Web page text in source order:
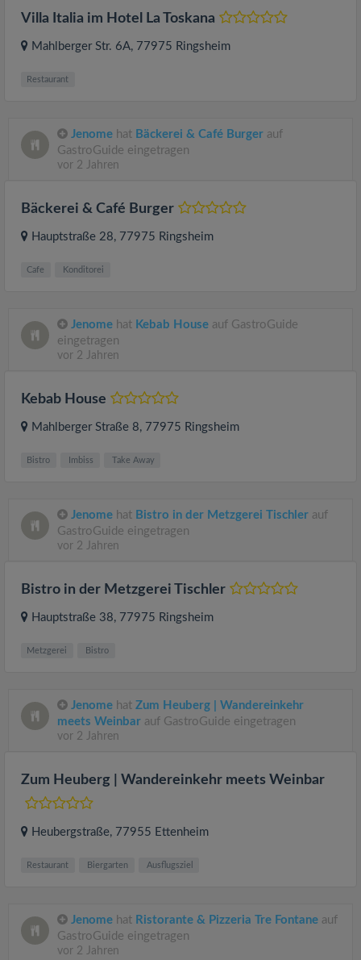
Villa Italia im Hotel La Toskana
Mahlberger Str. 6A, 77975 Ringsheim
Restaurant
Jenome hat Bäckerei & Café Burger auf
GastroGuide eingetragen
vor 2 Jahren
Bäckerei & Café Burger
Hauptstraße 28, 77975 Ringsheim
Cafe Konditorei
Jenome hat Kebab House auf GastroGuide
eingetragen
vor 2 Jahren
Kebab House
Mahlberger Straße 8, 77975 Ringsheim
Bistro Imbiss Take Away
Jenome hat Bistro in der Metzgerei Tischler auf
GastroGuide eingetragen
vor 2 Jahren
Bistro in der Metzgerei Tischler
Hauptstraße 38, 77975 Ringsheim
Metzgerei Bistro
Jenome hat Zum Heuberg | Wandereinkehr
meets Weinbar auf GastroGuide eingetragen
vor 2 Jahren
Zum Heuberg | Wandereinkehr meets Weinbar
Heubergstraße, 77955 Ettenheim
Restaurant Biergarten Ausflugsziel
Jenome hat Ristorante & Pizzeria Tre Fontane auf
GastroGuide eingetragen
vor 2 Jahren